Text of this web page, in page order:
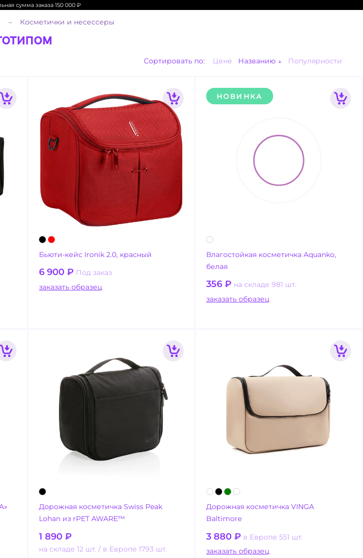
сумма заказа 150 000₽
Косметички и несессеры
Сортировать по: Цене Названию Популярности
Бьюти-кейс Ironik 2.0, красный
6 900 ₽ Под заказ
заказать образец
НОВИНКА
Влагостойкая косметичка Aquanko,
белая
356 ₽ на складе 981 шт.
заказать образец
Дорожная косметичка Swiss Peak
Lohan из rPET AWARE™
1 890 ₽
на складе 12 шт.
в Европе 1793 шт.
Дорожная косметичка VINGA
Baltimore
3 880 ₽ в Европе 551 шт.
заказать образец